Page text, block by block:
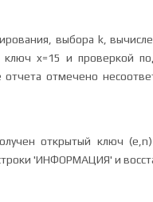
выбора k,
x=15 и проверкой
отмечено
открытый ключ
'ИНФОРМАЦИЯ' и